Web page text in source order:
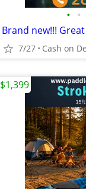
• •
7/27 Cash on
$1,399